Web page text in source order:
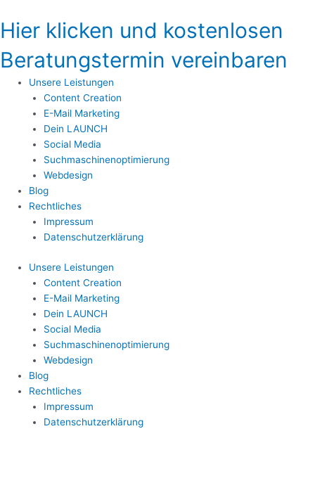
Inhalt
springen
Hier klicken und kostenlosen
Beratungstermin vereinbaren
Unsere Leistungen
Content Creation
E-Mail Marketing
Dein LAUNCH
Social Media
Suchmaschinenoptimierung
Webdesign
Blog
Rechtliches
Impressum
Datenschutzerklärung
Unsere Leistungen
Content Creation
E-Mail Marketing
Dein LAUNCH
Social Media
Suchmaschinenoptimierung
Webdesign
Blog
Rechtliches
Impressum
Datenschutzerklärung